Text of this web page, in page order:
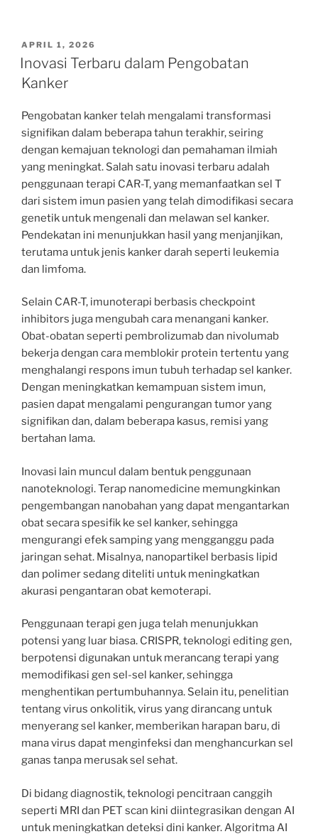
POSTED
ON
APRIL 1, 2026
Inovasi Terbaru dalam Pengobatan
Kanker
Pengobatan kanker telah mengalami transformasi
signifikan dalam beberapa tahun terakhir, seiring
dengan kemajuan teknologi dan pemahaman ilmiah
yang meningkat. Salah satu inovasi terbaru adalah
penggunaan terapi CAR-T, yang memanfaatkan sel T
dari sistem imun pasien yang telah dimodifikasi secara
genetik untuk mengenali dan melawan sel kanker.
Pendekatan ini menunjukkan hasil yang menjanjikan,
terutama untuk jenis kanker darah seperti leukemia
dan limfoma.
Selain CAR-T, imunoterapi berbasis checkpoint
inhibitors juga mengubah cara menangani kanker.
Obat-obatan seperti pembrolizumab dan nivolumab
bekerja dengan cara memblokir protein tertentu yang
menghalangi respons imun tubuh terhadap sel kanker.
Dengan meningkatkan kemampuan sistem imun,
pasien dapat mengalami pengurangan tumor yang
signifikan dan, dalam beberapa kasus, remisi yang
bertahan lama.
Inovasi lain muncul dalam bentuk penggunaan
nanoteknologi. Terap nanomedicine memungkinkan
pengembangan nanobahan yang dapat mengantarkan
obat secara spesifik ke sel kanker, sehingga
mengurangi efek samping yang mengganggu pada
jaringan sehat. Misalnya, nanopartikel berbasis lipid
dan polimer sedang diteliti untuk meningkatkan
akurasi pengantaran obat kemoterapi.
Penggunaan terapi gen juga telah menunjukkan
potensi yang luar biasa. CRISPR, teknologi editing gen,
berpotensi digunakan untuk merancang terapi yang
memodifikasi gen sel-sel kanker, sehingga
menghentikan pertumbuhannya. Selain itu, penelitian
tentang virus onkolitik, virus yang dirancang untuk
menyerang sel kanker, memberikan harapan baru, di
mana virus dapat menginfeksi dan menghancurkan sel
ganas tanpa merusak sel sehat.
Di bidang diagnostik, teknologi pencitraan canggih
seperti MRI dan PET scan kini diintegrasikan dengan AI
untuk meningkatkan deteksi dini kanker. Algoritma AI